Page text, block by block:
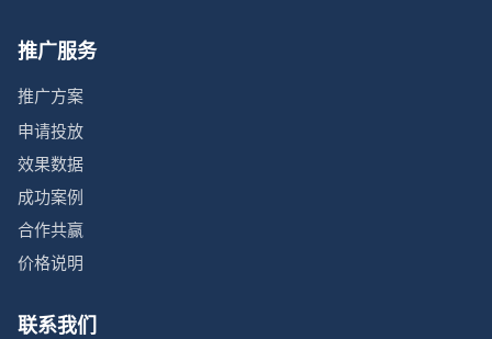
推广服务
推广方案
申请投放
效果数据
成功案例
合作共赢
价格说明
联系我们